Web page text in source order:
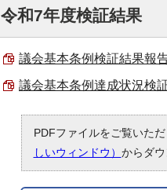
令和7年度検証結果
議会基本条例検証結果報
議会基本条例達成状況検
PDFファイルをご覧いた
しいウィンドウ） からダウ